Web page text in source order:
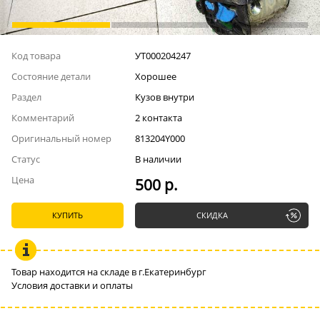
Код товара
УТ000204247
Состояние детали
Хорошее
Раздел
Кузов внутри
Комментарий
2 контакта
Оригинальный номер
813204Y000
Статус
В наличии
Цена
500 р.
КУПИТЬ СКИДКА
Товар находится на складе в г.Екатеринбург
Условия доставки и оплаты